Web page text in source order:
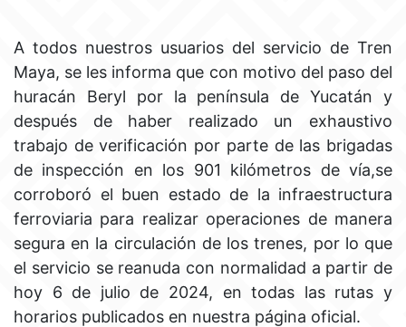
A todos nuestros usuarios del servicio de Tren
Maya, se les informa que con motivo del paso del
huracán Beryl por la península de Yucatán y
después de haber realizado un exhaustivo
trabajo de verificación por parte de las brigadas
de inspección en los 901 kilómetros de vía,se
corroboró el buen estado de la infraestructura
ferroviaria para realizar operaciones de manera
segura en la circulación de los trenes, por lo que
el servicio se reanuda con normalidad a partir de
hoy 6 de julio de 2024, en todas las rutas y
horarios publicados en nuestra página oficial.